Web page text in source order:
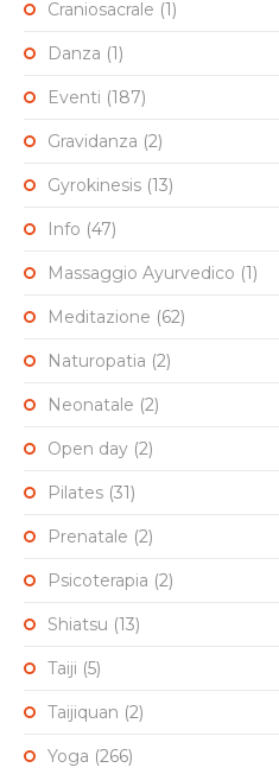
Craniosacrale (1)
Danza (1)
Eventi (187)
Gravidanza (2)
Gyrokinesis (13)
Info (47)
Massaggio Ayurvedico (1)
Meditazione (62)
Naturopatia (2)
Neonatale (2)
Open day (2)
Pilates (31)
Prenatale (2)
Psicoterapia (2)
Shiatsu (13)
Taiji (5)
Taijiquan (2)
Yoga (266)